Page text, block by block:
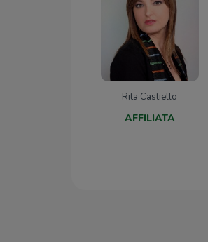
Rita Castiello
AFFILIATA